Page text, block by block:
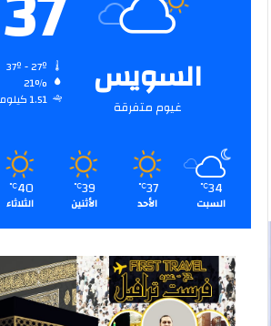
السويس
غيوم متفرقة
21%
1.51 كيلومتر/ساعة
34
℃
السبت
37
℃
الأحد
39
℃
الأثنين
40
℃
الثلاثاء